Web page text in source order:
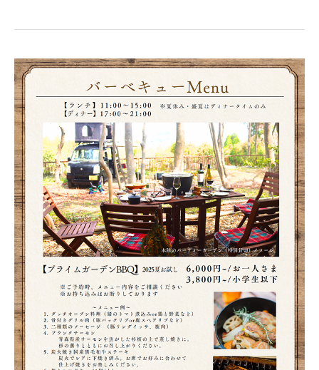
画
期
的
な“仕
上
げ
炙
り
BBQ”の
ご
案
内